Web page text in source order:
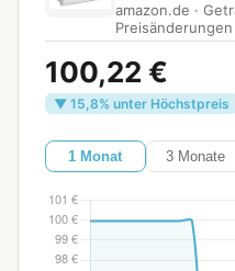
amazon.de ·
Preisänderungen
100,22 €
▼ 15,8% unter Höchstpreis
1 Monat 3 Monate